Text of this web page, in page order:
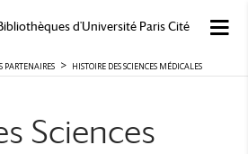
d'Université Paris Cité
PARTENAIRES HISTOIRE DES SCIENCES MÉDICALES
Sciences